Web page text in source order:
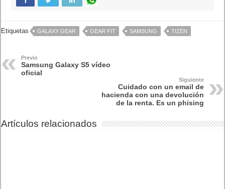
Etiquetas GALAXY GEAR GEAR FIT SAMSUNG TIZEN
Previo
Samsung Galaxy S5 vídeo
oficial
Siguiente
Cuidado con un email de
hacienda con una devolución
de la renta. Es un phising
Artículos relacionados